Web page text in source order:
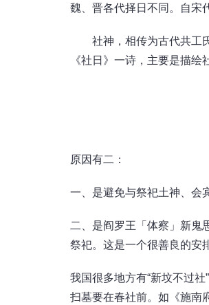
魏、晋各代择日不同。自宋
社神，相传为古代共工氏
《社日》一诗，主要是描绘
原因有二：
一、是避免与祭祀土神、会
二、是阎罗王「体察」新鬼
祭祀。这是一个很善良的安
我国很多地方有“新坟不过
扫墓要在春社前。如《施南